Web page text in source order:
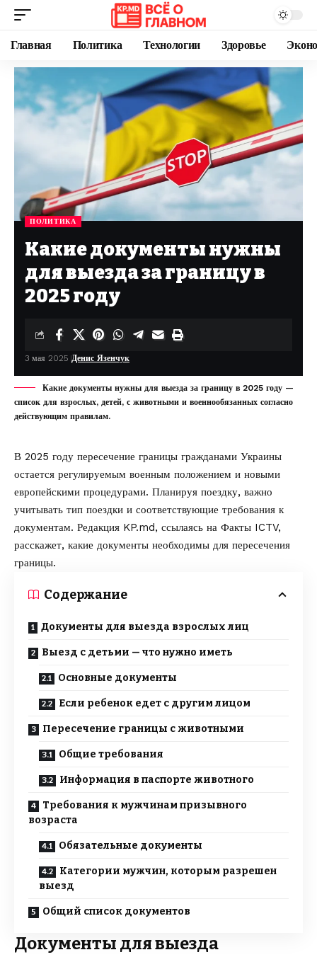
Главная Политика Технологии Здоровье
ПОЛИТИКА
Какие документы нужны
для выезда за границу в
2025 году
3 мая 2025 Денис Язенчук
Какие документы нужны для выезда за границу в 2025 году —
список для взрослых, детей, с животными и военнообязанных согласно
действующим правилам.
В 2025 году пересечение границы гражданами Украины
остается регулируемым военным положением и новыми
европейскими процедурами. Планируя поездку, важно
учитывать тип поездки и соответствующие требования к
документам. Редакция KP.md, ссылаясь на Факты ICTV,
расскажет, какие документы необходимы для пересечения
границы.
Содержание
Документы для выезда взрослых лиц
Выезд с детьми — что нужно иметь
Основные документы
Если ребенок едет с другим лицом
Пересечение границы с животными
Общие требования
Информация в паспорте животного
Требования к мужчинам призывного
возраста
Обязательные документы
Категории мужчин, которым разрешен
выезд
Общий список документов
Документы для выезда